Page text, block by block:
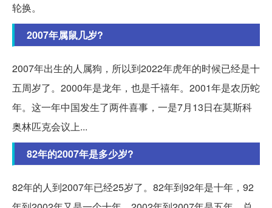
轮换。
2007年属鼠几岁?
2007年出生的人属狗，所以到2022年虎年的时候已经是十
五周岁了。2000年是龙年，也是千禧年。2001年是农历蛇
年。这一年中国发生了两件喜事，一是7月13日在莫斯科
奥林匹克会议上...
82年的2007年是多少岁?
82年的人到2007年已经25岁了。82年到92年是十年，92